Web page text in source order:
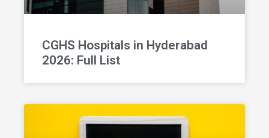
CGHS Hospitals in Hyderabad
2026: Full List